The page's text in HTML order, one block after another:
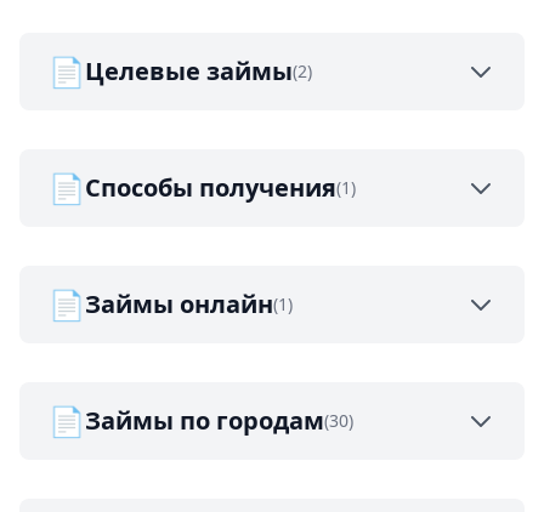
📄Целевые займы(2)
📄Способы получения(1)
📄Займы онлайн(1)
📄Займы по городам(30)